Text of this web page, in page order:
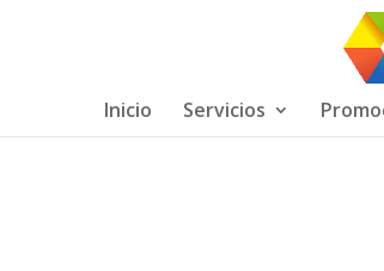
Inicio Servicios